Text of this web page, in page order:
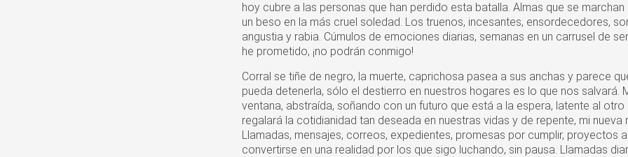
hoy cubre a las personas que han perdido esta batalla. Almas que se marchan
un beso en la más cruel soledad. Los truenos, incesantes, ensordecedores,
angustia y rabia. Cúmulos de emociones diarias, semanas en un carrusel de
he prometido, ¡no podrán conmigo!
Corral se tiñe de negro, la muerte, caprichosa pasea a sus anchas y parece
pueda detenerla, sólo el destierro en nuestros hogares es lo que nos salvará.
ventana, abstraída, soñando con un futuro que está a la espera, latente al otro
regalará la cotidianidad tan deseada en nuestras vidas y de repente, mi nueva
Llamadas, mensajes, correos, expedientes, promesas por cumplir, proyectos
convertirse en una realidad por los que sigo luchando, sin pausa. Llamadas